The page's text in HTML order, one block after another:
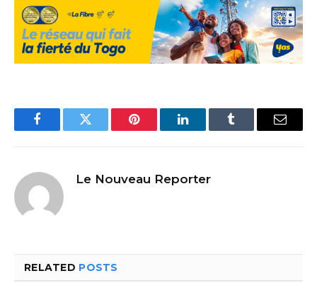
FacebookTwitter Pinterest LinkedInTumblr Email
Le Nouveau Reporter
RELATED POSTS